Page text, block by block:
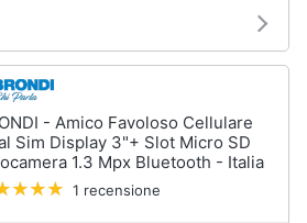
- Amico Favoloso Cellulare
Sim Display 3"+ Slot Micro SD
1.3 Mpx Bluetooth - Italia
1 recensione